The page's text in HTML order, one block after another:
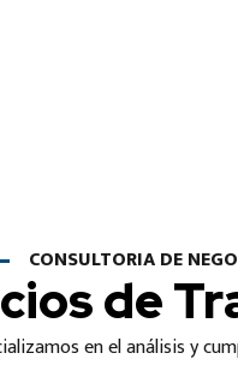
CONSULTORIA DE
de
en el análisis y